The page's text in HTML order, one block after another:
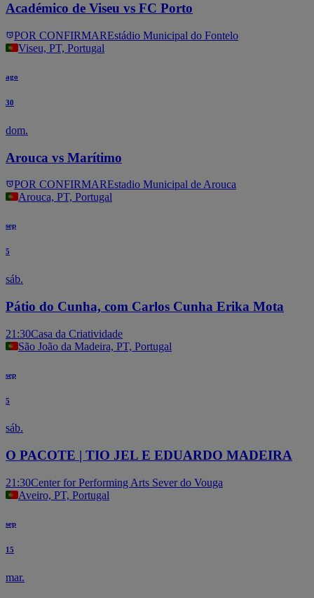
Académico de Viseu vs FC Porto
POR CONFIRMAREstádio Municipal do Fontelo
Viseu, PT, Portugal
ago
30
dom.
Arouca vs Marítimo
POR CONFIRMAREstadio Municipal de Arouca
Arouca, PT, Portugal
sep
5
sáb.
Pátio do Cunha, com Carlos Cunha Erika Mota
21:30Casa da Criatividade
São João da Madeira, PT, Portugal
sep
5
sáb.
O PACOTE | TIO JEL E EDUARDO MADEIRA
21:30Center for Performing Arts Sever do Vouga
Aveiro, PT, Portugal
sep
15
mar.